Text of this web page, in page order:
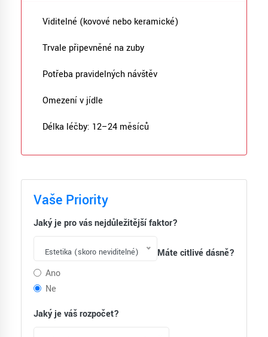
Viditelné (kovové nebo keramické)
Trvale připevněné na zuby
Potřeba pravidelných návštěv
Omezení v jídle
Délka léčby: 12–24 měsíců
Vaše Priority
Jaký je pro vás nejdůležitější faktor?
Estetika (skoro neviditelné)
Máte citlivé dásně?
Ano
Ne
Jaký je váš rozpočet?